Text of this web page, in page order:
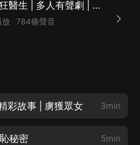
天命小狂醫生 | 多人有聲劇 | 種田爽文 | 完結
放 784條聲音
彩故事 | 虜獲眾女 3min
秘密 5min